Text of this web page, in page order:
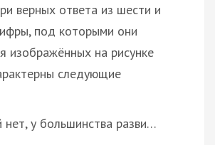
верных ответа из шести и
под которыми они
изображённых на рисунке
следующие
нет, у большинства разви…